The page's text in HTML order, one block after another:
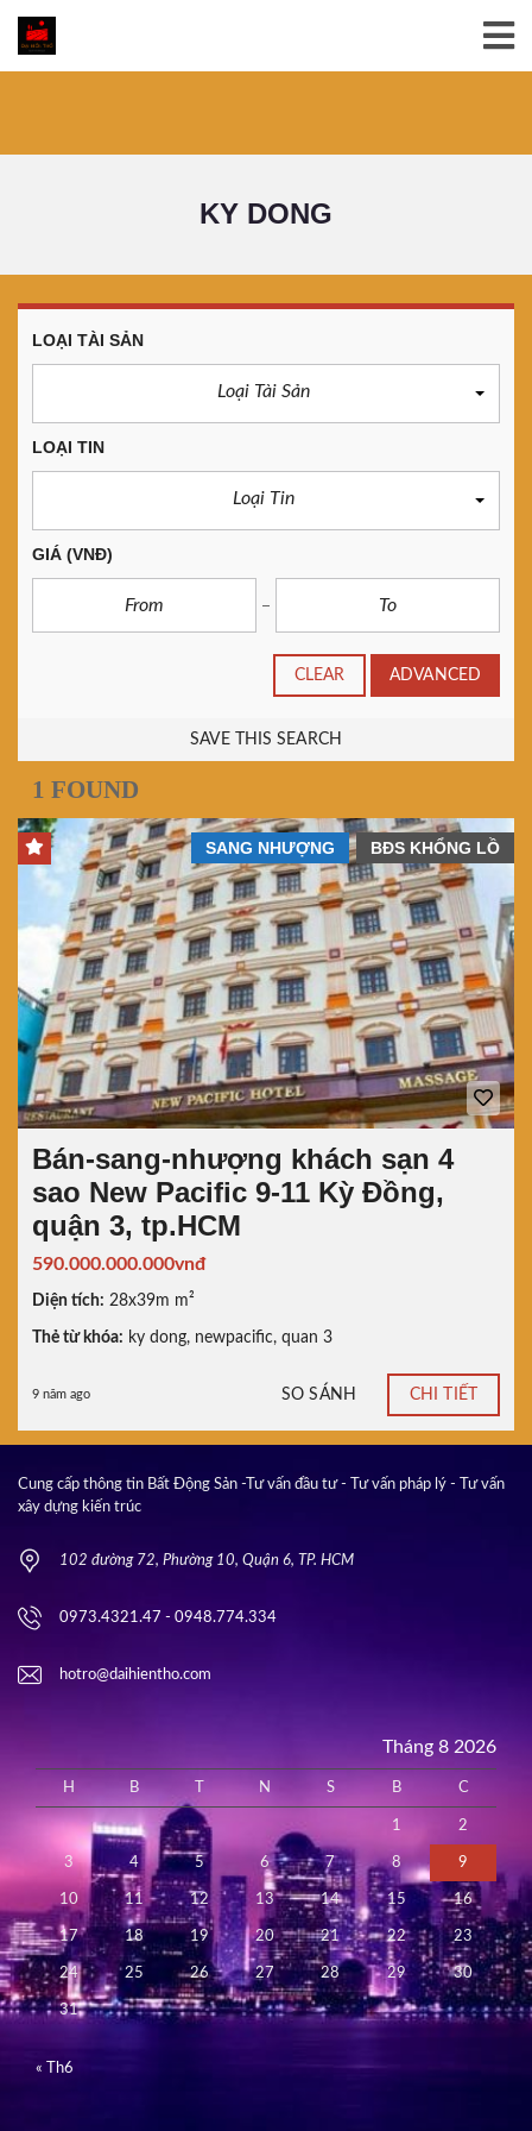
KY DONG
LOẠI TÀI SẢN
Loại Tài Sản
LOẠI TIN
Loại Tin
GIÁ (VNĐ)
CLEAR ADVANCED
SAVE THIS SEARCH
1 FOUND
BĐS KHỔNG LỒ
SANG NHƯỢNG
Bán-sang-nhượng khách sạn 4
sao New Pacific 9-11 Kỳ Đồng,
quận 3, tp.HCM
590.000.000.000vnđ
Diện tích: 28x39m m²
Thẻ từ khóa: ky dong, newpacific, quan 3
9 năm ago SO SÁNH CHI TIẾT
Cung cấp thông tin Bất Động Sản -Tư vấn đầu tư - Tư vấn pháp lý - Tư vấn
xây dựng kiến trúc
102 đường 72, Phường 10, Quận 6, TP. HCM
0973.4321.47 - 0948.774.334
hotro@daihientho.com
Tháng 8 2026
H B N S B C
1 2
3 4 5 6 7 8 9
10 11 12 13 14 15 16
17 18 19 20 21 22 23
24 25 26 27 28 29 30
31
« Th6